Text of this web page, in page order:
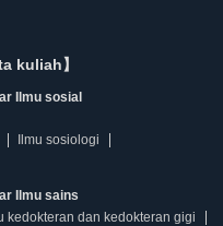
kuliah】
Ilmu sosial
Ilmu sosiologi
Ilmu sains
kedokteran dan kedokteran gigi